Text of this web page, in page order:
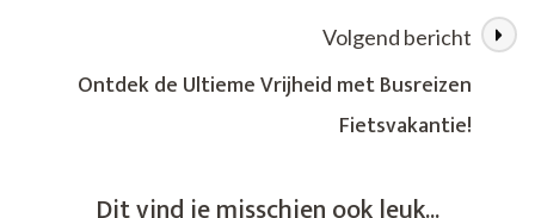
Volgend bericht
Ontdek de Ultieme Vrijheid met Busreizen
Fietsvakantie!